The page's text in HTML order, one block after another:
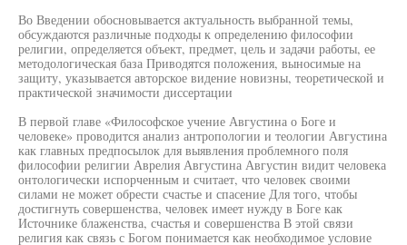
Во Введении обосновывается актуальность выбранной темы,
обсуждаются различные подходы к определению философии
религии, определяется объект, предмет, цель и задачи работы, ее
методологическая база Приводятся положения, выносимые на
защиту, указывается авторское видение новизны, теоретической и
практической значимости диссертации
В первой главе «Философское учение Августина о Боге и
человеке» проводится анализ антропологии и теологии Августина
как главных предпосылок для выявления проблемного поля
философии религии Аврелия Августина Августин видит человека
онтологически испорченным и считает, что человек своими
силами не может обрести счастье и спасение Для того, чтобы
достигнуть совершенства, человек имеет нужду в Боге как
Источнике блаженства, счастья и совершенства В этой связи
религия как связь с Богом понимается как необходимое условие